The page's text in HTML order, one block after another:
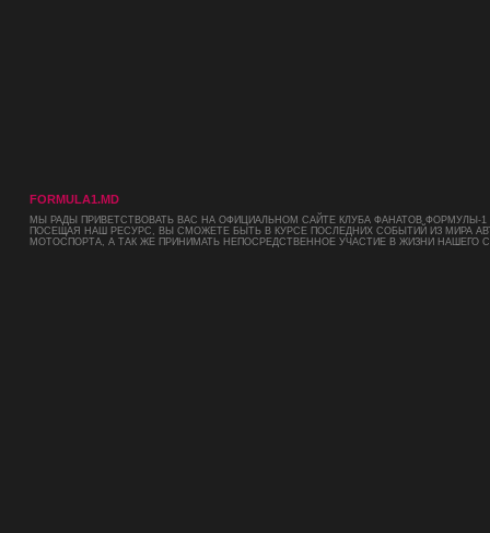
FORMULA1.MD
МЫ РАДЫ ПРИВЕТСТВОВАТЬ ВАС НА ОФИЦИАЛЬНОМ САЙТЕ КЛУБА ФАНАТОВ ФОРМУЛЫ-
ПОСЕЩАЯ НАШ РЕСУРС, ВЫ СМОЖЕТЕ БЫТЬ В КУРСЕ ПОСЛЕДНИХ СОБЫТИЙ ИЗ МИРА
МОТОСПОРТА, А ТАК ЖЕ ПРИНИМАТЬ НЕПОСРЕДСТВЕННОЕ УЧАСТИЕ В ЖИЗНИ НАШЕГО